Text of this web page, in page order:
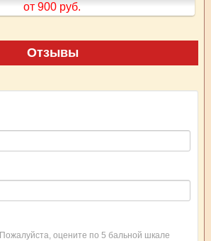
от 900 руб.
Отзывы
Пожалуйста, оцените по 5 бальной шкале